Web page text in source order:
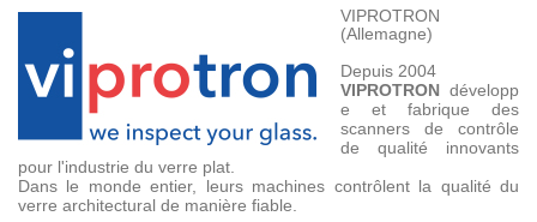
VIPROTRON
(Allemagne)
Depuis 2004
VIPROTRON développ
e et fabrique des
scanners de contrôle
de qualité innovants
pour l'industrie du verre plat.
Dans le monde entier, leurs machines contrôlent la qualité du
verre architectural de manière fiable.